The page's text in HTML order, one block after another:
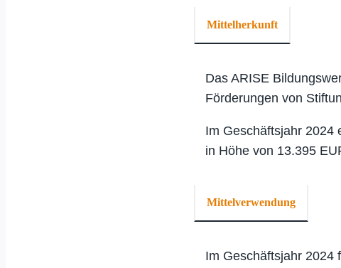
Mittelherkunft
Das ARISE
Förderungen von
Im Geschäftsjahr 2024
in Höhe von 13.395
Mittelverwendung
Im Geschäftsjahr 2024